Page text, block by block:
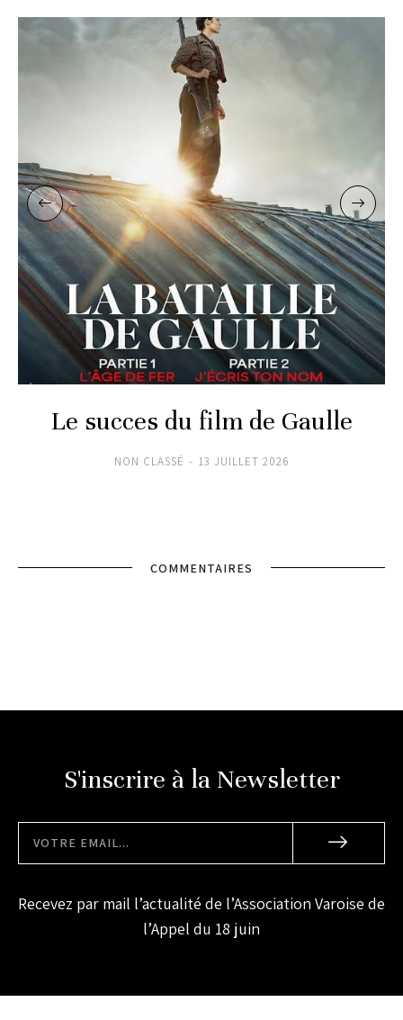
Le succes du film de Gaulle
NON CLASSÉ 13 JUILLET 2026
COMMENTAIRES
S'inscrire à la Newsletter
Recevez par mail l’actualité de l’Association Varoise de
l’Appel du 18 juin